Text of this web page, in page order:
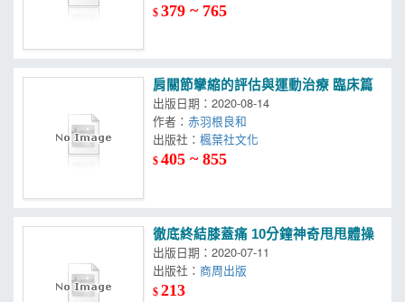
$379 ~ 765
肩關節攣縮的評估與運動治療 臨床篇
出版日期：2020-08-14
作者：赤羽根良和
出版社：
$405 ~ 855
徹底終結膝蓋痛 10分鐘神奇甩甩體操
出版日期：2020-07-11
出版社：商周出版
$213